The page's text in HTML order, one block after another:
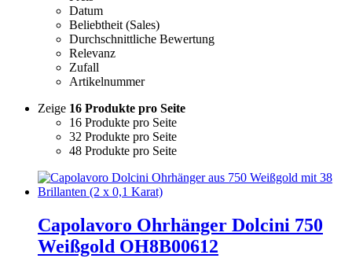
Datum
Beliebtheit (Sales)
Durchschnittliche Bewertung
Relevanz
Zufall
Artikelnummer
Zeige 16 Produkte pro Seite
16 Produkte pro Seite
32 Produkte pro Seite
48 Produkte pro Seite
Capolavoro Ohrhänger Dolcini 750
Weißgold OH8B00612